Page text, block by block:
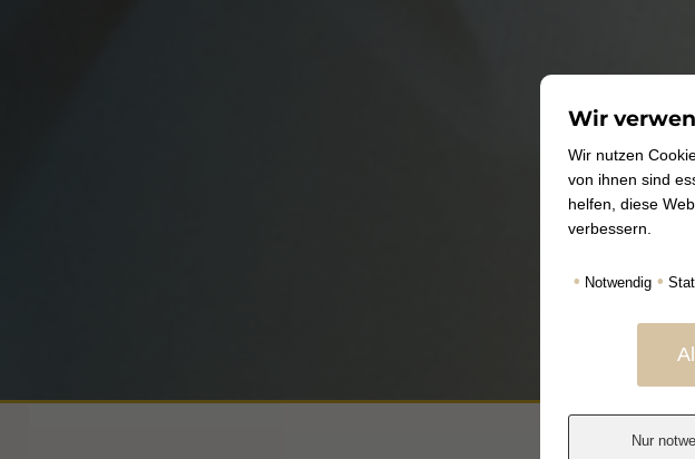
Wir
Wir nutzen
von ihnen sind
helfen, diese
verbessern.
• Notwendig •